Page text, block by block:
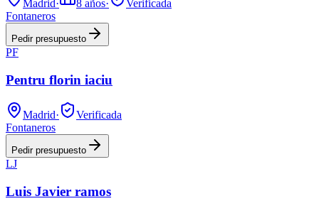
Madrid· 8 años·
Verificada
Fontaneros
Pedir presupuesto
PF
Pentru florin iaciu
Madrid·
Verificada
Fontaneros
Pedir presupuesto
LJ
Luis Javier ramos